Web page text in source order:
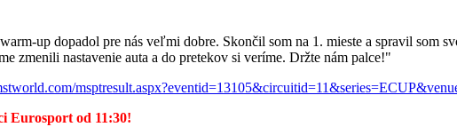
up dopadol pre nás veľmi dobre. Skončil som na 1. mieste a spravil som
zmenili nastavenie auta a do pretekov si veríme. Držte nám palce!"
Eurosport od 11:30!